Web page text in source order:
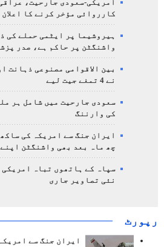
امریکی-سعودی جارحیت،
کارروائی مؤخر کرنے کا اعلان
ہیروشیما پر ایٹمی حملے کی
واشنگٹن پر حاکم ہے، صدر
بین الاقوامی مصنوعی ذہانت
نے 4 تمغے جیت لیے
سعودی جارحیت میں شامل ہر
کی وارننگ
ایران جنگ سے امریکہ کی
چھ ماہ بعد بھی واشنگٹن
سپاہ کے ہاتھوں تباہ
نئی تصاویر جاری
رپورٹ
ایران جنگ سے